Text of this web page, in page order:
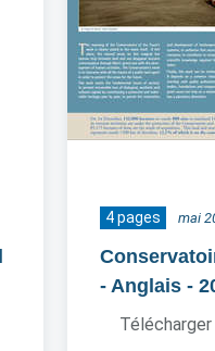
4 pages mai
- Anglais -